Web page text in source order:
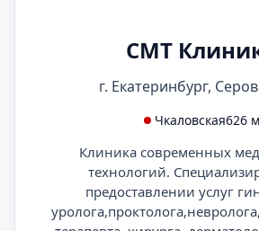
СМТ
г. Екатеринбург,
Чкаловская626 м
Клиника современных
технологий.
предоставлении услуг